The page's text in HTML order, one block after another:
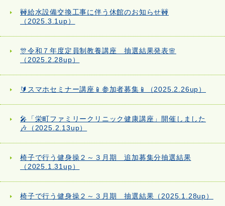
🚧給水設備交換工事に伴う休館のお知らせ🚧
（2025.3.1up）
🎊令和７年度定員制教養講座 抽選結果発表🌸
（2025.2.28up）
🔰スマホセミナー講座📱参加者募集📱（2025.2.26up）
🎤「栄町ファミリークリニック健康講座」開催しました
🎶（2025.2.13up）
椅子で行う健身操２～３月期 追加募集分抽選結果
（2025.1.31up）
椅子で行う健身操２～３月期 抽選結果（2025.1.28up）